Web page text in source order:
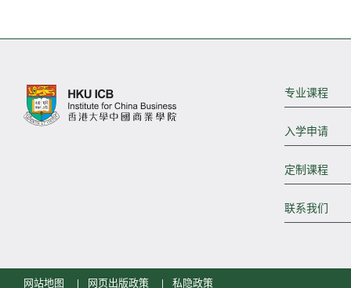
专业课程
入学申请
定制课程
联系我们
网站地图 网页出版政策 私隐政策